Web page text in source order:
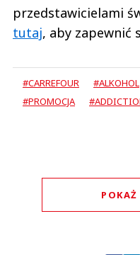
przedstawicielami
tutaj, aby zapewnić
#CARREFOUR #ALKOHOL
#PROMOCJA